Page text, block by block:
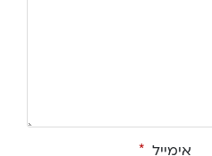
אימייל *